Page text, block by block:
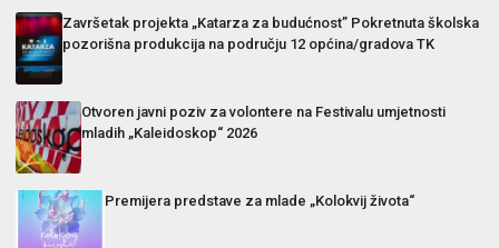
Završetak projekta „Katarza za budućnost” Pokretnuta školska
pozorišna produkcija na području 12 općina/gradova TK
Otvoren javni poziv za volontere na Festivalu umjetnosti
mladih „Kaleidoskop“ 2026
Premijera predstave za mlade „Kolokvij života“